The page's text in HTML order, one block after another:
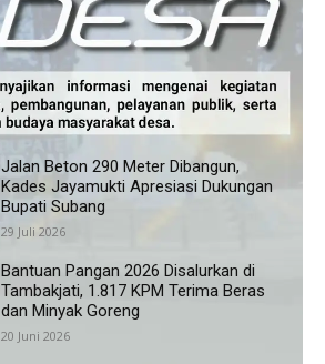
Jalan Beton 290 Meter Dibangun,
Kades Jayamukti Apresiasi Dukungan
Bupati Subang
29 Juli 2026
Bantuan Pangan 2026 Disalurkan di
Tambakjati, 1.817 KPM Terima Beras
dan Minyak Goreng
20 Juni 2026